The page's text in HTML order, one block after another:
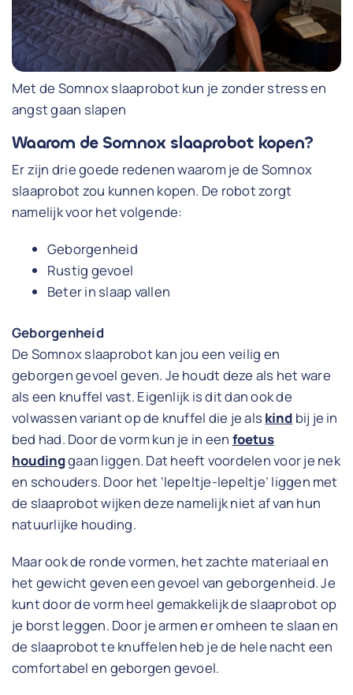
Met de Somnox slaaprobot kun je zonder stress en
angst gaan slapen
Waarom de Somnox slaaprobot kopen?
Er zijn drie goede redenen waarom je de Somnox
slaaprobot zou kunnen kopen. De robot zorgt
namelijk voor het volgende:
Geborgenheid
Rustig gevoel
Beter in slaap vallen
Geborgenheid
De Somnox slaaprobot kan jou een veilig en
geborgen gevoel geven. Je houdt deze als het ware
als een knuffel vast. Eigenlijk is dit dan ook de
volwassen variant op de knuffel die je als kind bij je in
bed had. Door de vorm kun je in een foetus
houdinggaan liggen. Dat heeft voordelen voor je nek
en schouders. Door het ‘lepeltje-lepeltje’ liggen met
de slaaprobot wijken deze namelijk niet af van hun
natuurlijke houding.
Maar ook de ronde vormen, het zachte materiaal en
het gewicht geven een gevoel van geborgenheid. Je
kunt door de vorm heel gemakkelijk de slaaprobot op
je borst leggen. Door je armen er omheen te slaan en
de slaaprobot te knuffelen heb je de hele nacht een
comfortabel en geborgen gevoel.